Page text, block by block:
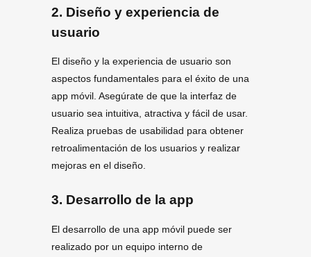
2. Diseño y experiencia de
usuario
El diseño y la experiencia de usuario son
aspectos fundamentales para el éxito de una
app móvil. Asegúrate de que la interfaz de
usuario sea intuitiva, atractiva y fácil de usar.
Realiza pruebas de usabilidad para obtener
retroalimentación de los usuarios y realizar
mejoras en el diseño.
3. Desarrollo de la app
El desarrollo de una app móvil puede ser
realizado por un equipo interno de